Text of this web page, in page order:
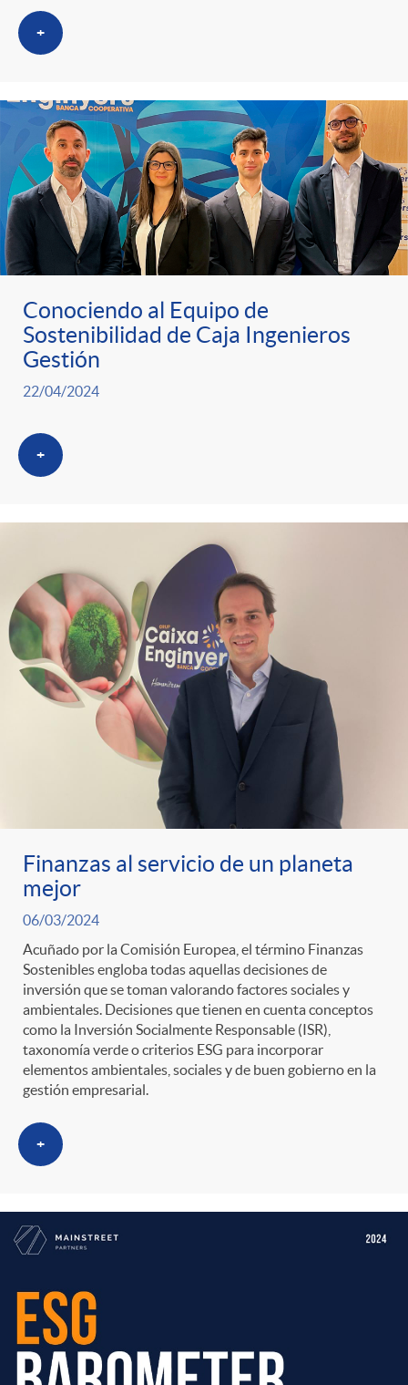
+
Conociendo al Equipo de
Sostenibilidad de Caja Ingenieros
Gestión
22/04/2024
+
Finanzas al servicio de un planeta
mejor
06/03/2024
Acuñado por la Comisión Europea, el término Finanzas
Sostenibles engloba todas aquellas decisiones de
inversión que se toman valorando factores sociales y
ambientales. Decisiones que tienen en cuenta conceptos
como la Inversión Socialmente Responsable (ISR),
taxonomía verde o criterios ESG para incorporar
elementos ambientales, sociales y de buen gobierno en la
gestión empresarial.
+